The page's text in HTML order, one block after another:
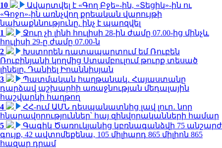
10
Ավարտվել է «Գող Բջե»-ին, «Տեցիկ»-ին ու
«Գոջո»-ին առնչվող քրեական վարույթի
նախաքննությունը. ինչ է պարզվել
1
Ջուր չի լինի հուլիսի 28-ին ժամը 07.00-ից մինչև
հուլիսի 29-ը ժամը 07.00-ն
2
Խստորեն դատապարտում եմ Ռուբեն
Ռուբինյանի կողմից Ստամբուլում թուրք տեսած
լինելը. Դանիել Իոաննիսյան
3
Պատմական հաղթանակ․ Հայաստանը
դարձավ աշխարհի առաջնության մեդալային
հաշվարկի հաղթող
4
ՀՀ-ում ԱՄՆ դեսպանատնից լավ լուր․ նոր
հնարավորություններ՝ հայ զինվորականների համար
5
Գագիկ Ծառուկյանից կբռնագանձվի 75 անշարժ
գույք, 42 ավտոմեքենա, 105 միլիարդ 865 միլիոն 865
հազար դրամ